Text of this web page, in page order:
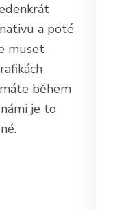
a poté
muset
během
je to